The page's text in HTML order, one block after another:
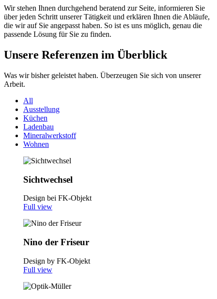
Wir stehen Ihnen durchgehend beratend zur Seite, informieren Sie
über jeden Schritt unserer Tätigkeit und erklären Ihnen die Abläufe,
die wir auf Sie angepasst haben. So ist es uns möglich, genau die
passende Lösung für Sie zu finden.
Unsere Referenzen im Überblick
Was wir bisher geleistet haben. Überzeugen Sie sich von unserer
Arbeit.
All
Ausstellung
Küchen
Ladenbau
Mineralwerkstoff
Wohnen
Sichtwechsel
Design bei FK-Objekt
Full view
Nino der Friseur
Design by FK-Objekt
Full view